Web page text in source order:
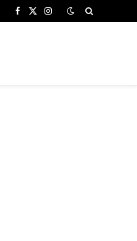
Facebook
X
Instagram